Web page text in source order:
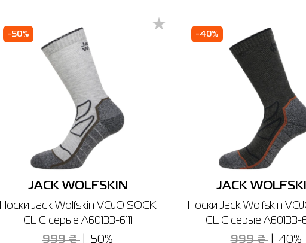
-50%
JACK WOLFSKIN
Носки Jack Wolfskin VOJO SOCK
CL C серые A60133-6111
999 ₴ 50%
-40%
JACK
Носки Jack Wolfskin
CL C серые A60133-
999 ₴ 40%